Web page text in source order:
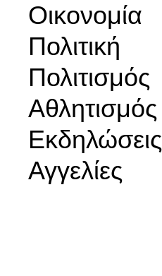
Οικονομία
Πολιτική
Πολιτισμός
Αθλητισμός
Εκδηλώσεις
Αγγελίες